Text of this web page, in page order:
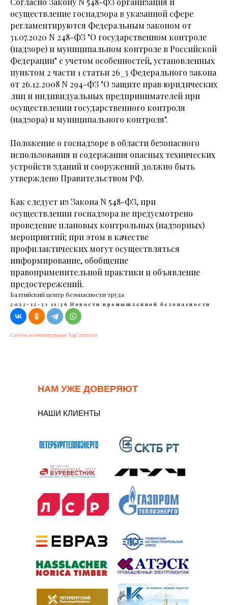
осуществление госнадзора в указанной сфере
регламентируются Федеральным законом от
31.07.2020 N 248-ФЗ "О государственном контроле
(надзоре) и муниципальном контроле в Российской
Федерации" с учетом особенностей, установленных
пунктом 2 части 1 статьи 26_3 Федерального закона
от 26.12.2008 N 294-ФЗ "О защите прав юридических
лиц и индивидуальных предпринимателей при
осуществлении государственного контроля
(надзора) и муниципального контроля".
Положение о госнадзоре в области безопасного
использования и содержания опасных технических
устройств зданий и сооружений должно быть
утверждено Правительством РФ.
Как следует из Закона N 548-ФЗ, при
осуществлении госнадзора не предусмотрено
проведение плановых контрольных (надзорных)
мероприятий; при этом в качестве
профилактических могут осуществляться
информирование, обобщение
правоприменительной практики и объявление
предостережений.
Балтийский центр безопасности труда
2022-12-21 11:36 Новости промышленной безопасности
Система комментирования SigComments
НАМ УЖЕ ДОВЕРЯЮТ
НАШИ КЛИЕНТЫ